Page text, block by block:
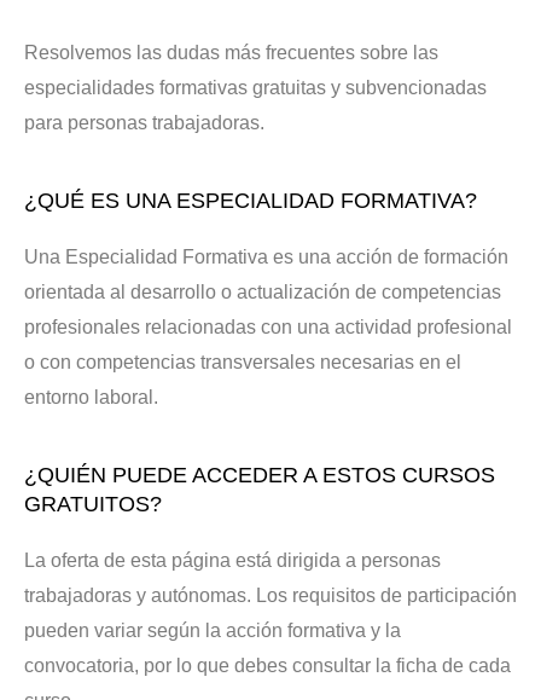
Resolvemos las dudas más frecuentes sobre las
especialidades formativas gratuitas y subvencionadas
para personas trabajadoras.
¿QUÉ ES UNA ESPECIALIDAD FORMATIVA?
Una Especialidad Formativa es una acción de formación
orientada al desarrollo o actualización de competencias
profesionales relacionadas con una actividad profesional
o con competencias transversales necesarias en el
entorno laboral.
¿QUIÉN PUEDE ACCEDER A ESTOS CURSOS
GRATUITOS?
La oferta de esta página está dirigida a personas
trabajadoras y autónomas. Los requisitos de participación
pueden variar según la acción formativa y la
convocatoria, por lo que debes consultar la ficha de cada